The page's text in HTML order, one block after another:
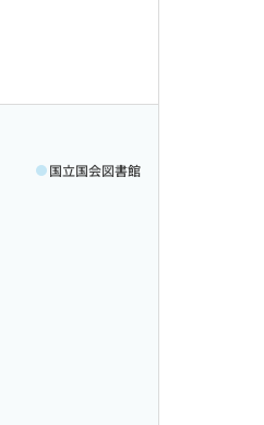
国立国会図書館